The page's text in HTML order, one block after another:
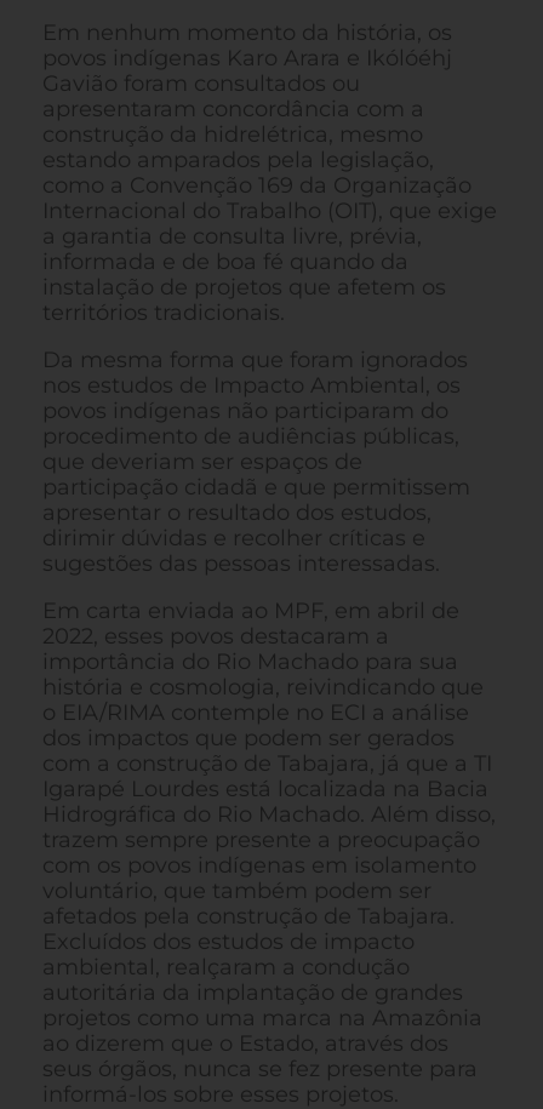
Em nenhum momento da história, os
povos indígenas Karo Arara e Ikólóéhj
Gavião foram consultados ou
apresentaram concordância com a
construção da hidrelétrica, mesmo
estando amparados pela legislação,
como a Convenção 169 da Organização
Internacional do Trabalho (OIT), que exige
a garantia de consulta livre, prévia,
informada e de boa fé quando da
instalação de projetos que afetem os
territórios tradicionais.
Da mesma forma que foram ignorados
nos estudos de Impacto Ambiental, os
povos indígenas não participaram do
procedimento de audiências públicas,
que deveriam ser espaços de
participação cidadã e que permitissem
apresentar o resultado dos estudos,
dirimir dúvidas e recolher críticas e
sugestões das pessoas interessadas.
Em carta enviada ao MPF, em abril de
2022, esses povos destacaram a
importância do Rio Machado para sua
história e cosmologia, reivindicando que
o EIA/RIMA contemple no ECI a análise
dos impactos que podem ser gerados
com a construção de Tabajara, já que a TI
Igarapé Lourdes está localizada na Bacia
Hidrográfica do Rio Machado. Além disso,
trazem sempre presente a preocupação
com os povos indígenas em isolamento
voluntário, que também podem ser
afetados pela construção de Tabajara.
Excluídos dos estudos de impacto
ambiental, realçaram a condução
autoritária da implantação de grandes
projetos como uma marca na Amazônia
ao dizerem que o Estado, através dos
seus órgãos, nunca se fez presente para
informá-los sobre esses projetos.